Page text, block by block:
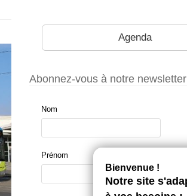
Agenda
Abonnez-vous à notre newsletter
Nom
Prénom